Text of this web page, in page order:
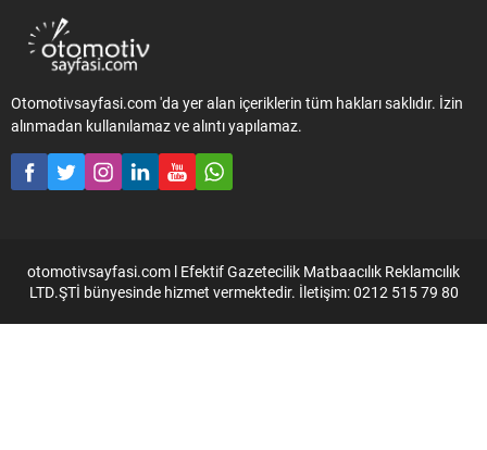
Vespa, İzmir’in güzel
havasına, kısa mesafelerde
ulaşılan sahillerine ve
renklerine renk katmak için
Gaziemir’de ikinci
İzmir’de artan nüfus ile
giderek yoğunlaşan trafiğe
Otomotivsayfasi.com 'da yer alan içeriklerin tüm hakları saklıdır. İzin
alınmadan kullanılamaz ve alıntı yapılamaz.
otomotivsayfasi.com l Efektif Gazetecilik Matbaacılık Reklamcılık
LTD.ŞTİ bünyesinde hizmet vermektedir. İletişim: 0212 515 79 80